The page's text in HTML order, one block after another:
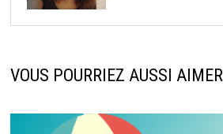
VOUS POURRIEZ AUSSI AIMER